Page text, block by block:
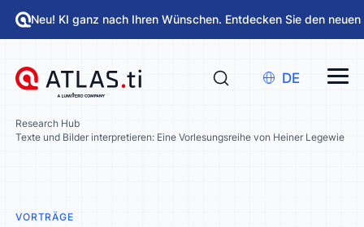
Neu! KI ganz nach Ihren Wünschen. Entdecken Sie den
DE
Research Hub
Texte und Bilder interpretieren: Eine Vorlesungsreihe von Heiner Legewie
VORTRÄGE